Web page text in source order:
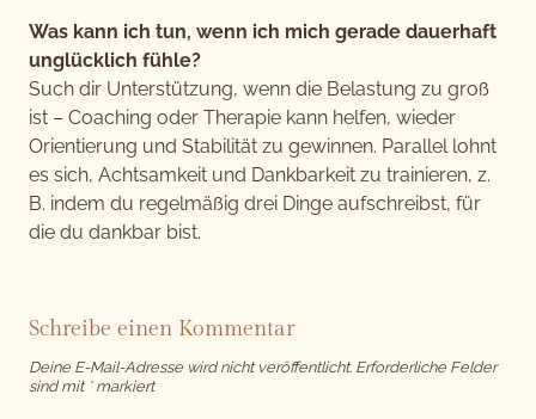
Was kann ich tun, wenn ich mich gerade dauerhaft
unglücklich fühle?
Such dir Unterstützung, wenn die Belastung zu groß
ist – Coaching oder Therapie kann helfen, wieder
Orientierung und Stabilität zu gewinnen. Parallel lohnt
es sich, Achtsamkeit und Dankbarkeit zu trainieren, z.
B. indem du regelmäßig drei Dinge aufschreibst, für
die du dankbar bist.
Schreibe einen Kommentar
Deine E-Mail-Adresse wird nicht veröffentlicht. Erforderliche Felder
sind mit *markiert